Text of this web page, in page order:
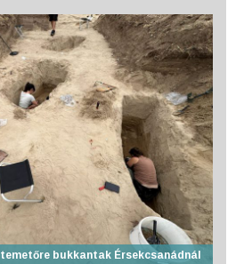
bukkantak Érsekcsanádnál